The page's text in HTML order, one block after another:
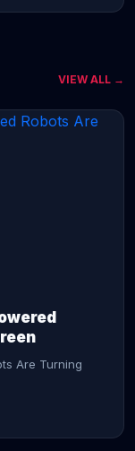
VIEW ALL →
Are Turning